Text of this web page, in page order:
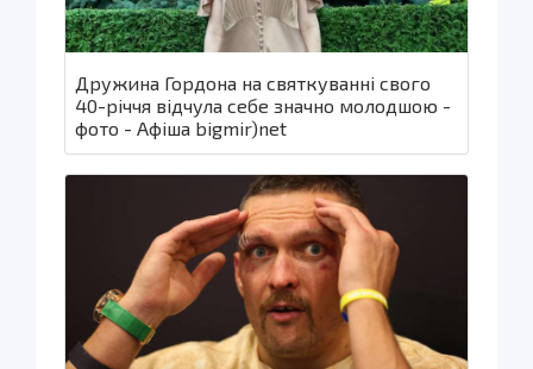
Дружина Гордона на святкуванні свого
40-річчя відчула себе значно молодшою -
фото - Афіша bigmir)net